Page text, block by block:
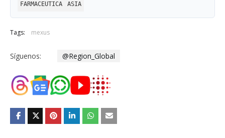
FARMACEUTICA ASIA
Tags: mexus
Síguenos: @Region_Global